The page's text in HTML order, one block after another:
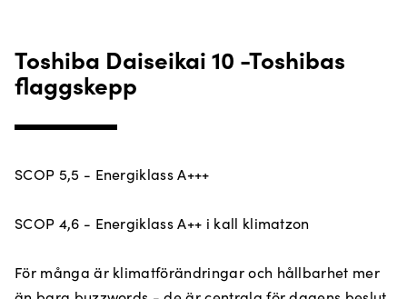
Toshiba Daiseikai 10 -Toshibas
flaggskepp
SCOP 5,5 - Energiklass A+++
SCOP 4,6 - Energiklass A++ i kall klimatzon
För många är klimatförändringar och hållbarhet mer